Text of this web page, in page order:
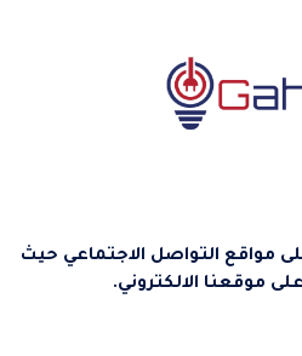
مواقع التواصل الاجتماعي حيث
موقعنا الالكتروني.